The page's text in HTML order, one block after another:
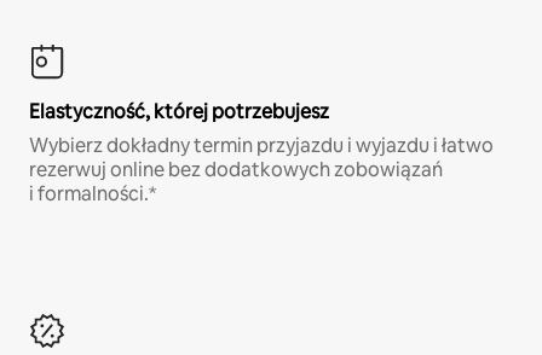
Elastyczność, której potrzebujesz
Wybierz dokładny termin przyjazdu i wyjazdu i łatwo
rezerwuj online bez dodatkowych zobowiązań
i formalności.*